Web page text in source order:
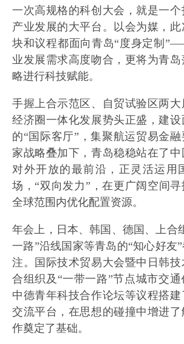
一次高规格的科创大会，就是一
产业发展的大平台。以会为媒，
块和议程都面向青岛“度身定制
业发展需求高度吻合，更将为青
略进行科技赋能。
手握上合示范区、自贸试验区两
经济圈一体化发展势头正盛，建
的“国际客厅”，集聚航运贸易金
家战略叠加下，青岛稳稳站在了
对外开放的最前沿，正灵活运用
场，“双向发力”，在更广阔空间
全球范围内优化配置资源。
年会上，日本、韩国、德国、上合
一路”沿线国家等青岛的“知心好友
注。国际技术贸易大会暨中日韩
合组织及“一带一路”节点城市交通
中德青年科技合作论坛等议程搭
交流平台，在思想的碰撞中增进
作奠定了基础。